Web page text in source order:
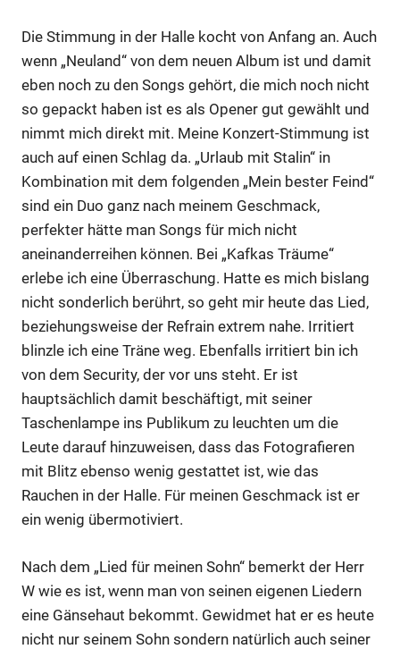
Die Stimmung in der Halle kocht von Anfang an. Auch
wenn „Neuland“ von dem neuen Album ist und damit
eben noch zu den Songs gehört, die mich noch nicht
so gepackt haben ist es als Opener gut gewählt und
nimmt mich direkt mit. Meine Konzert-Stimmung ist
auch auf einen Schlag da. „Urlaub mit Stalin“ in
Kombination mit dem folgenden „Mein bester Feind“
sind ein Duo ganz nach meinem Geschmack,
perfekter hätte man Songs für mich nicht
aneinanderreihen können. Bei „Kafkas Träume“
erlebe ich eine Überraschung. Hatte es mich bislang
nicht sonderlich berührt, so geht mir heute das Lied,
beziehungsweise der Refrain extrem nahe. Irritiert
blinzle ich eine Träne weg. Ebenfalls irritiert bin ich
von dem Security, der vor uns steht. Er ist
hauptsächlich damit beschäftigt, mit seiner
Taschenlampe ins Publikum zu leuchten um die
Leute darauf hinzuweisen, dass das Fotografieren
mit Blitz ebenso wenig gestattet ist, wie das
Rauchen in der Halle. Für meinen Geschmack ist er
ein wenig übermotiviert.
Nach dem „Lied für meinen Sohn“ bemerkt der Herr
W wie es ist, wenn man von seinen eigenen Liedern
eine Gänsehaut bekommt. Gewidmet hat er es heute
nicht nur seinem Sohn sondern natürlich auch seiner